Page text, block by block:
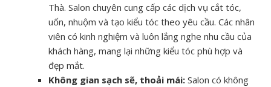
Thà. Salon chuyên cung cấp các dịch vụ cắt tóc,
uốn, nhuộm và tạo kiểu tóc theo yêu cầu. Các nhân
viên có kinh nghiệm và luôn lắng nghe nhu cầu của
khách hàng, mang lại những kiểu tóc phù hợp và
đẹp mắt.
Không gian sạch sẽ, thoải mái: Salon có không